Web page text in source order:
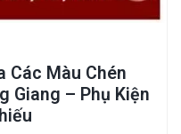
Các Màu Chén
Giang – Phụ Kiện